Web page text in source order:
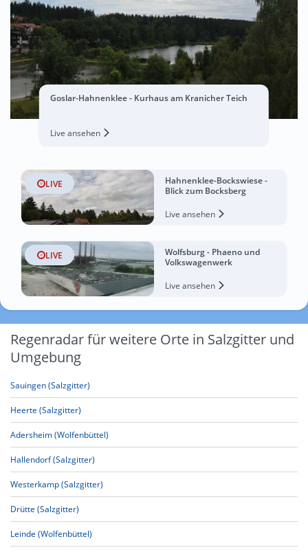
Goslar-Hahnenklee - Kurhaus am Kranicher Teich
Live ansehen
LIVE
Hahnenklee-Bockswiese -
Blick zum Bocksberg
Live ansehen
LIVE
Wolfsburg - Phaeno und
Volkswagenwerk
Live ansehen
Regenradar für weitere Orte in Salzgitter und
Umgebung
Sauingen (Salzgitter)
Heerte (Salzgitter)
Adersheim (Wolfenbüttel)
Hallendorf (Salzgitter)
Westerkamp (Salzgitter)
Drütte (Salzgitter)
Leinde (Wolfenbüttel)